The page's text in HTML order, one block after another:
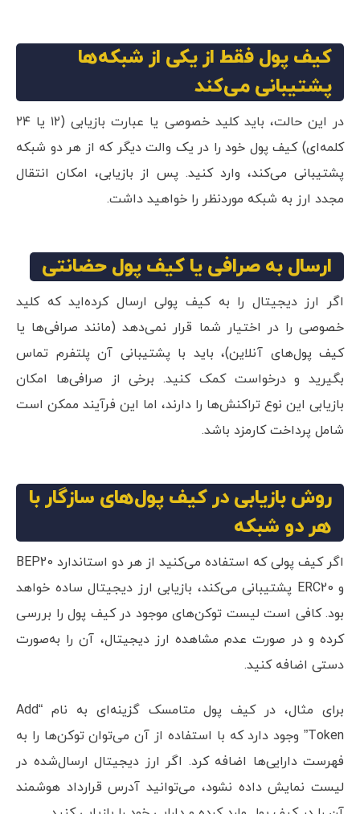
کیف پول فقط از یکی از شبکه‌ها
پشتیبانی می‌کند
در این حالت، باید کلید خصوصی یا عبارت بازیابی (۱۲ یا ۲۴
کلمه‌ای) کیف پول خود را در یک والت دیگر که از هر دو شبکه
پشتیبانی می‌کند، وارد کنید. پس از بازیابی، امکان انتقال
مجدد ارز به شبکه موردنظر را خواهید داشت.
ارسال به صرافی یا کیف پول حضانتی
اگر ارز دیجیتال را به کیف پولی ارسال کرده‌اید که کلید
خصوصی را در اختیار شما قرار نمی‌دهد (مانند صرافی‌ها یا
کیف پول‌های آنلاین)، باید با پشتیبانی آن پلتفرم تماس
بگیرید و درخواست کمک کنید. برخی از صرافی‌ها امکان
بازیابی این نوع تراکنش‌ها را دارند، اما این فرآیند ممکن است
شامل پرداخت کارمزد باشد.
روش بازیابی در کیف پول‌های سازگار با
هر دو شبکه
اگر کیف پولی که استفاده می‌کنید از هر دو استاندارد BEP20
و ERC20 پشتیبانی می‌کند، بازیابی ارز دیجیتال ساده خواهد
بود. کافی است لیست توکن‌های موجود در کیف پول را بررسی
کرده و در صورت عدم مشاهده ارز دیجیتال، آن را به‌صورت
دستی اضافه کنید.
برای مثال، در کیف پول متامسک گزینه‌ای به نام “Add
Token” وجود دارد که با استفاده از آن می‌توان توکن‌ها را به
فهرست دارایی‌ها اضافه کرد. اگر ارز دیجیتال ارسال‌شده در
لیست نمایش داده نشود، می‌توانید آدرس قرارداد هوشمند